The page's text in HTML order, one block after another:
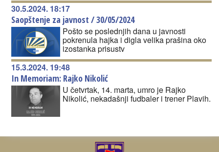
30.5.2024. 18:17
Saopštenje za javnost / 30/05/2024
Pošto se poslednjih dana u javnosti
pokrenula hajka i digla velika prašina oko
izostanka prisustv
15.3.2024. 19:48
In Memoriam: Rajko Nikolić
U četvrtak, 14. marta, umro je Rajko
Nikolić, nekadašnji fudbaler i trener Plavih.